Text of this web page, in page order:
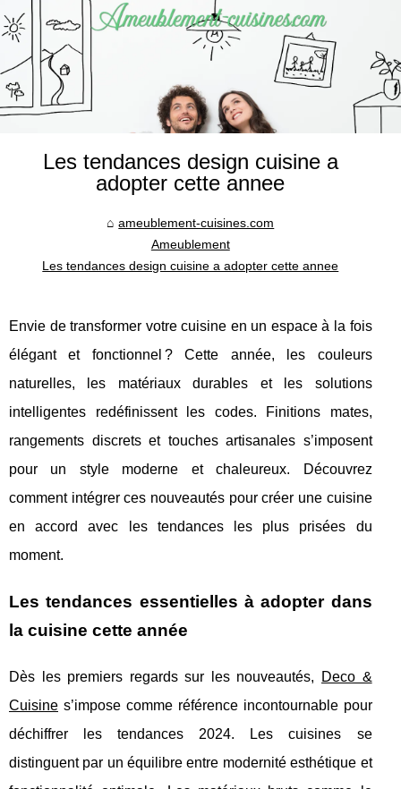
Les tendances design cuisine a
adopter cette annee
ameublement-cuisines.com
Ameublement
Les tendances design cuisine a adopter cette annee
Envie de transformer votre cuisine en un espace à la fois
élégant et fonctionnel ? Cette année, les couleurs
naturelles, les matériaux durables et les solutions
intelligentes redéfinissent les codes. Finitions mates,
rangements discrets et touches artisanales s’imposent
pour un style moderne et chaleureux. Découvrez
comment intégrer ces nouveautés pour créer une cuisine
en accord avec les tendances les plus prisées du
moment.
Les tendances essentielles à adopter dans
la cuisine cette année
Dès les premiers regards sur les nouveautés,
Deco &
Cuisine s’impose comme référence incontournable pour
déchiffrer les tendances 2024. Les cuisines se
distinguent par un équilibre entre modernité esthétique et